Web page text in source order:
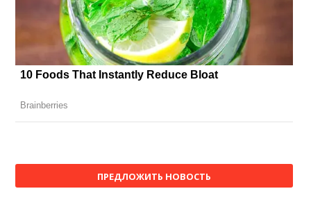
ПРЕДЛОЖИТЬ НОВОСТЬ